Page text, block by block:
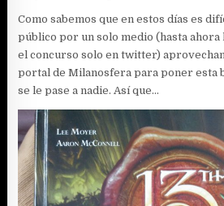
Como sabemos que en estos días es
público por un solo medio (hasta ahora
el concurso solo en twitter)
portal de Milanosfera para poner esta
se le pase a nadie. Así que…